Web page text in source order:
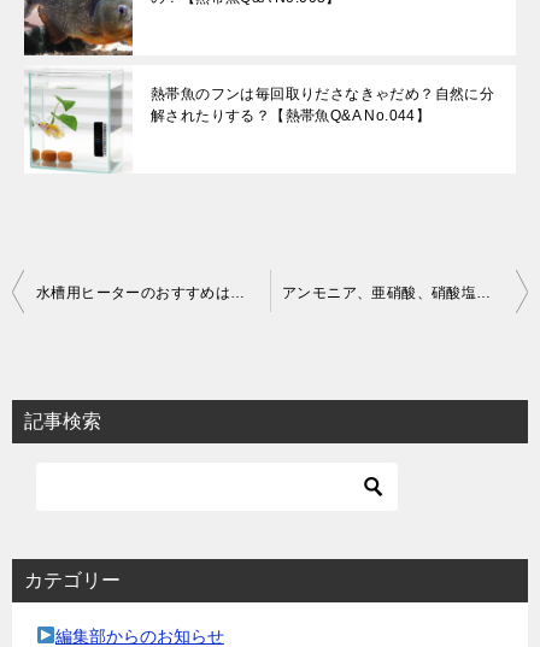
熱帯魚のフンは毎回取りださなきゃだめ？自然に分
解されたりする？【熱帯魚Q&A No.044】
投
ビ
ゲ
ョ
ン
記事検索
カテゴリー
編集部からのお知らせ